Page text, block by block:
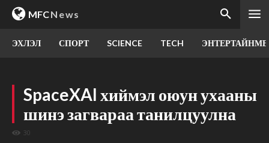
MFCNews
ЭХЛЭЛ СПОРТ SCIENCE TECH
SpaceXAI хиймэл оюун ухааны
шинэ загвараа танилцуулна
30